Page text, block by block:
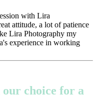
with Lira
attitude, a lot of patience
Lira Photography my
experience in working
choice for a